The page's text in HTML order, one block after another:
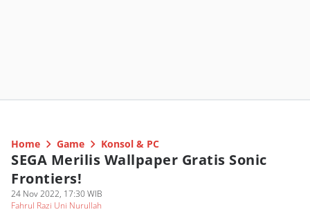
Home Game Konsol & PC
SEGA Merilis Wallpaper Gratis Sonic
Frontiers!
24 Nov 2022, 17:30 WIB
Fahrul Razi Uni Nurullah